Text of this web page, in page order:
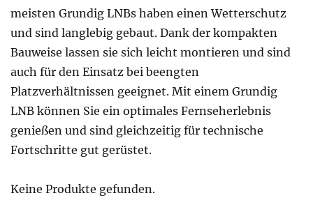
meisten Grundig LNBs haben einen Wetterschutz
und sind langlebig gebaut. Dank der kompakten
Bauweise lassen sie sich leicht montieren und sind
auch für den Einsatz bei beengten
Platzverhältnissen geeignet. Mit einem Grundig
LNB können Sie ein optimales Fernseherlebnis
genießen und sind gleichzeitig für technische
Fortschritte gut gerüstet.
Keine Produkte gefunden.